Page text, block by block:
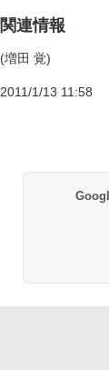
関連情報
(増田 覚)
2011/1/13 11:58